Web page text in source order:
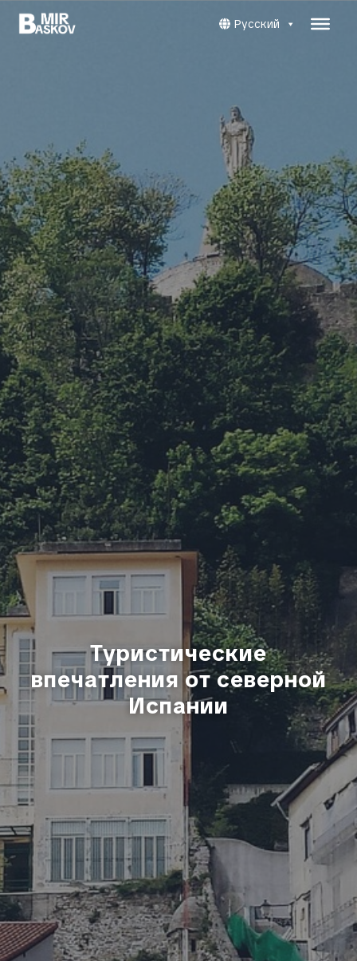
Русский
Туристические
впечатления от северной
Испании